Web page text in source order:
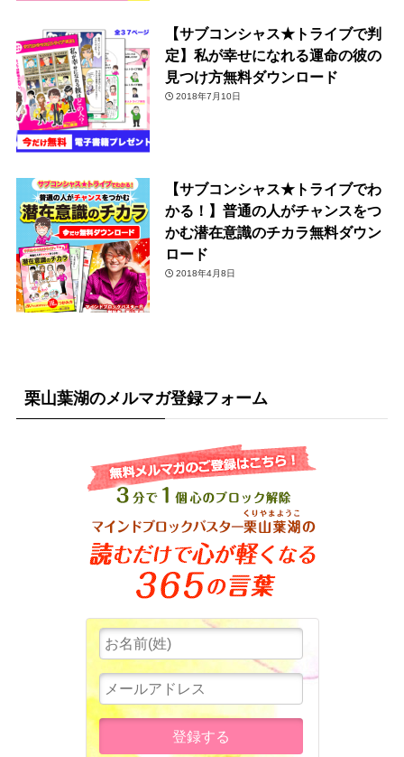
【サブコンシャス★トライブで判
定】私が幸せになれる運命の彼の
見つけ方無料ダウンロード
2018年7月10日
【サブコンシャス★トライブでわ
かる！】普通の人がチャンスをつ
かむ潜在意識のチカラ無料ダウン
ロード
2018年4月8日
栗山葉湖のメルマガ登録フォーム